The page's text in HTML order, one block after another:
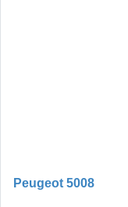
Peugeot 5008